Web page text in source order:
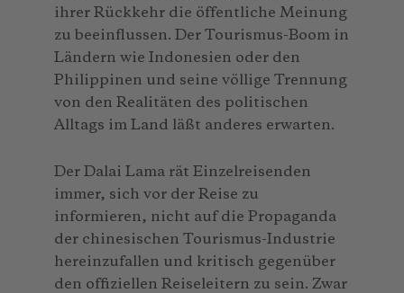
ihrer Rückkehr die öffentliche Meinung
zu beeinflussen. Der Tourismus-Boom in
Ländern wie Indonesien oder den
Philippinen und seine völlige Trennung
von den Realitäten des politischen
Alltags im Land läßt anderes erwarten.
Der Dalai Lama rät Einzelreisenden
immer, sich vor der Reise zu
informieren, nicht auf die Propaganda
der chinesischen Tourismus-Industrie
hereinzufallen und kritisch gegenüber
den offiziellen Reiseleitern zu sein. Zwar